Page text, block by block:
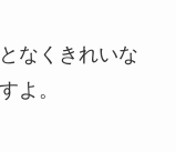
なくきれいな
よ。